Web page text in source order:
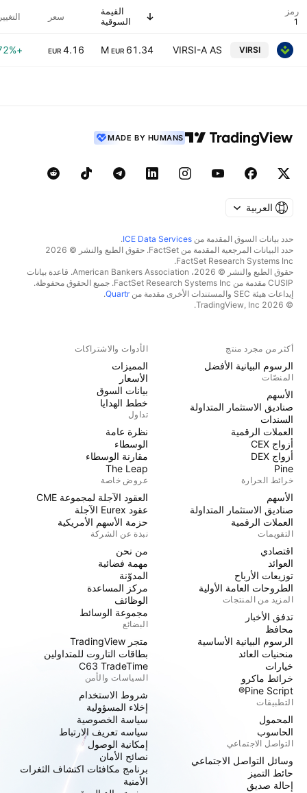
رمز
القيمة
السوقية
سعر
VIRSI
VIRSI-A AS
61.34 M
EUR
4.16
EUR
+2.72%
MADE BY HUMANS
العربية
حدد بيانات السوق المقدمة من ICE Data Services
.
حدد البيانات المرجعية المقدمة من FactSet. حقوق الطبع والنشر © 2026
FactSet Research Systems Inc.
حقوق الطبع والنشر © 2026، American Bankers Association. قاعدة بيانات
CUSIP مقدمة من FactSet Research Systems Inc. جميع الحقوق محفوظة.
إيداعات هيئة SEC والمستندات الأخرى مقدمة من
Quartr
.
© 2026 TradingView, Inc.
أكثر من مجرد منتج
الرسوم البيانية الأفضل
المنصّات
الأسهم
صناديق الاستثمار المتداولة
السندات
العملات الرقمية
أزواج CEX
أزواج DEX
Pine
خرائط الحرارة
الأسهم
صناديق الاستثمار المتداولة
العملات الرقمية
التقويمات
اقتصادي
العوائد
توزيعات الأرباح
الطروحات العامة الأولية
المزيد من المنتجات
تدفق الأخبار
محافظ
الرسوم البيانية الأساسية
منحنيات العائد
خيارات
خرائط ماكرو
Pine Script®
التطبيقات
المحمول
الحاسوب
التواصل الاجتماعي
وسائل التواصل الاجتماعي
حائط التميز
إحالة صديق
الأدوات والاشتراكات
المميزات
الأسعار
بيانات السوق
خطط الهدايا
تداول
نظرة عامة
الوسطاء
مقارنة الوسطاء
The Leap
عروض خاصة
العقود الآجلة لمجموعة CME
عقود Eurex الآجلة
حزمة الأسهم الأمريكية
نبذة عن الشركة
من نحن
مهمة فضائية
المدوّنة
مركز المساعدة
الوظائف
مجموعة الوسائط
البضائع
متجر TradingView
بطاقات التاروت للمتداولين
C63 TradeTime
السياسات والأمن
شروط الاستخدام
إخلاء المسؤولية
سياسة الخصوصية
سياسه تعريف الارتباط
إمكانية الوصول
نصائح الأمان
برنامج مكافئات اكتشاف الثغرات
الأمنية